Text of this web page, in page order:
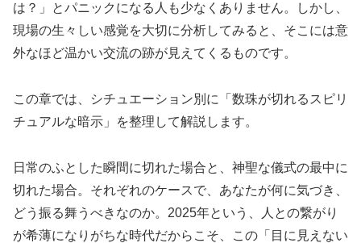
は？」とパニックになる人も少なくありません。しかし、
現場の生々しい感覚を大切に分析してみると、そこには意
外なほど温かい交流の跡が見えてくるものです。
この章では、シチュエーション別に「数珠が切れるスピリ
チュアルな暗示」を整理して解説します。
日常のふとした瞬間に切れた場合と、神聖な儀式の最中に
切れた場合。それぞれのケースで、あなたが何に気づき、
どう振る舞うべきなのか。2025年という、人との繋がり
が希薄になりがちな時代だからこそ、この「目に見えない